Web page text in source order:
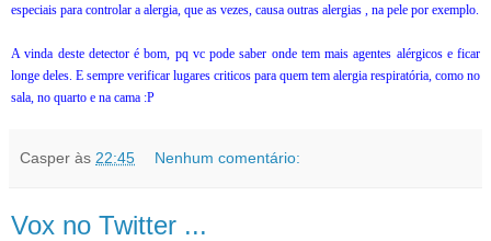
especiais para controlar a alergia, que as vezes, causa outras alergias , na pele por exemplo.
A vinda deste detector é bom, pq vc pode saber onde tem mais agentes alérgicos e ficar
longe deles. E sempre verificar lugares criticos para quem tem alergia respiratória, como no
sala, no quarto e na cama :P
Casper às 22:45 Nenhum comentário:
Vox no Twitter ...